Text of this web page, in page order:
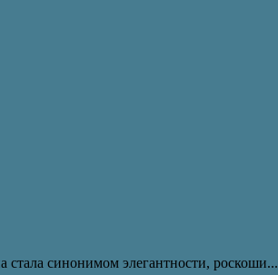
стала синонимом элегантности, роскоши...